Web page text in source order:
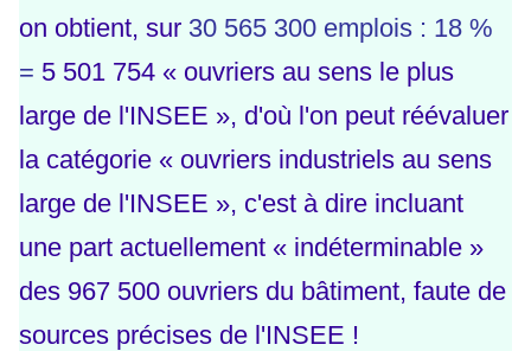
on obtient, sur 30 565 300 emplois : 18 %
= 5 501 754 « ouvriers au sens le plus
large de l'INSEE », d'où l'on peut réévaluer
la catégorie « ouvriers industriels au sens
large de l'INSEE », c'est à dire incluant
une part actuellement « indéterminable »
des 967 500 ouvriers du bâtiment, faute de
sources précises de l'INSEE !